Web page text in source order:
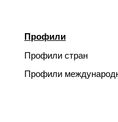
Профили
Профили стран
Профили